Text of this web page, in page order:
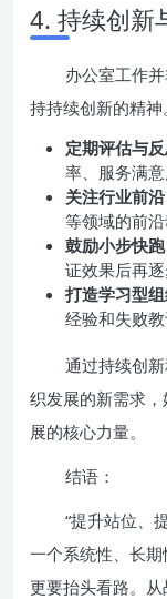
4. 持续创新
办公室工作
持持续创新的精神。
定期评估与反
率、服务满
关注行业前沿
等领域的前
鼓励小步快跑
证效果后再逐
打造学习型组
经验和失败教
通过持续创
织发展的新需求
展的核心力量。
结语：
“提升站位、
一个系统性、长
更要抬头看路。